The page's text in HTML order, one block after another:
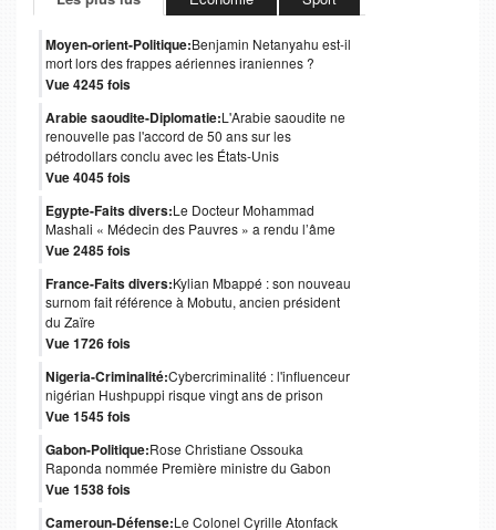
Moyen-orient-Politique:Benjamin Netanyahu est-il
mort lors des frappes aériennes iraniennes ?
Vue 4245 fois
Arabie saoudite-Diplomatie:L'Arabie saoudite ne
renouvelle pas l'accord de 50 ans sur les
pétrodollars conclu avec les États-Unis
Vue 4045 fois
Egypte-Faits divers:Le Docteur Mohammad
Mashali « Médecin des Pauvres » a rendu l’âme
Vue 2485 fois
France-Faits divers:Kylian Mbappé : son nouveau
surnom fait référence à Mobutu, ancien président
du Zaïre
Vue 1726 fois
Nigeria-Criminalité:Cybercriminalité : l'influenceur
nigérian Hushpuppi risque vingt ans de prison
Vue 1545 fois
Gabon-Politique:Rose Christiane Ossouka
Raponda nommée Première ministre du Gabon
Vue 1538 fois
Cameroun-Défense:Le Colonel Cyrille Atonfack